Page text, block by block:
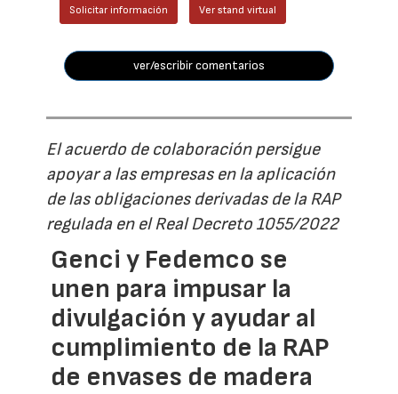
Solicitar información Ver stand virtual
ver/escribir comentarios
El acuerdo de colaboración persigue
apoyar a las empresas en la aplicación
de las obligaciones derivadas de la RAP
regulada en el Real Decreto 1055/2022
Genci y Fedemco se
unen para impusar la
divulgación y ayudar al
cumplimiento de la RAP
de envases de madera